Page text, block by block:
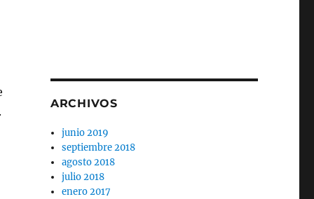
ARCHIVOS
junio 2019
septiembre 2018
agosto 2018
julio 2018
enero 2017